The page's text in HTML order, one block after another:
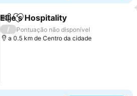
PartilharAdicionar aos favoritos
Ellie's Hospitality
/
Pontuação não disponível
a 0.5 km de Centro da cidade